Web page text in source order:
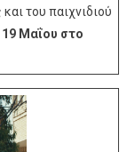
του παιχνιδιού
Μαΐου στο